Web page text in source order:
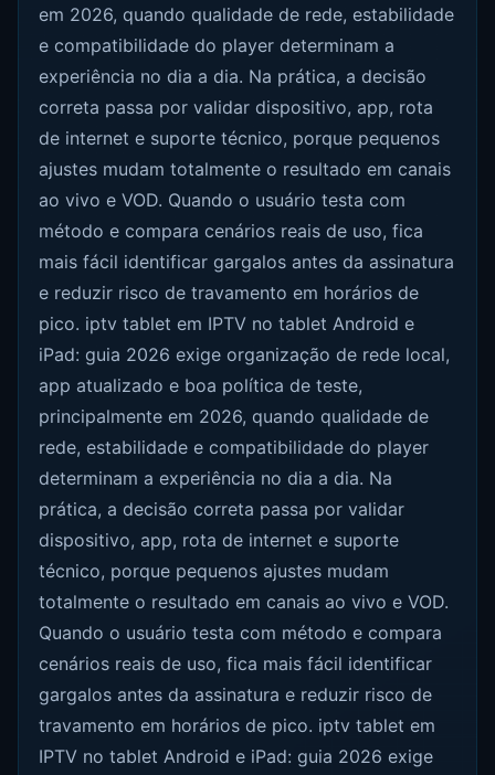
em 2026, quando qualidade de rede, estabilidade
e compatibilidade do player determinam a
experiência no dia a dia. Na prática, a decisão
correta passa por validar dispositivo, app, rota
de internet e suporte técnico, porque pequenos
ajustes mudam totalmente o resultado em canais
ao vivo e VOD. Quando o usuário testa com
método e compara cenários reais de uso, fica
mais fácil identificar gargalos antes da assinatura
e reduzir risco de travamento em horários de
pico. iptv tablet em IPTV no tablet Android e
iPad: guia 2026 exige organização de rede local,
app atualizado e boa política de teste,
principalmente em 2026, quando qualidade de
rede, estabilidade e compatibilidade do player
determinam a experiência no dia a dia. Na
prática, a decisão correta passa por validar
dispositivo, app, rota de internet e suporte
técnico, porque pequenos ajustes mudam
totalmente o resultado em canais ao vivo e VOD.
Quando o usuário testa com método e compara
cenários reais de uso, fica mais fácil identificar
gargalos antes da assinatura e reduzir risco de
travamento em horários de pico. iptv tablet em
IPTV no tablet Android e iPad: guia 2026 exige